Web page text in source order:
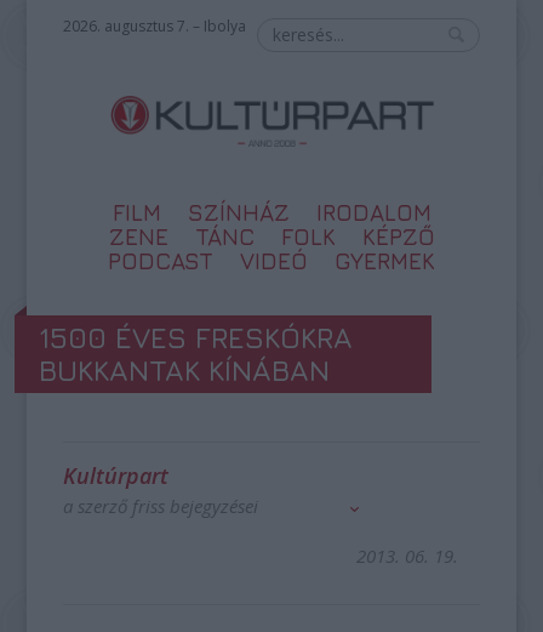
2026. augusztus 7. – Ibolya
FILM SZÍNHÁZ
IRODALOM
ZENE
TÁNC FOLK
KÉPZŐ
PODCAST
VIDEÓ GYERMEK
1500 ÉVES FRESKÓKRA
BUKKANTAK KÍNÁBAN
Kultúrpart
a szerző friss bejegyzései
2013. 06. 19.